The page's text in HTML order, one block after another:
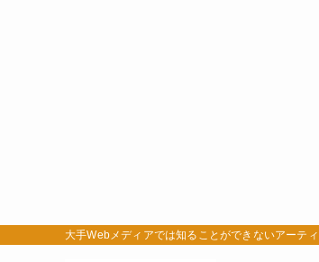
大手Webメディアでは知ることができないアーテ